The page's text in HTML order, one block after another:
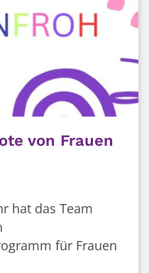
von Frauen
hat das Team
für Frauen